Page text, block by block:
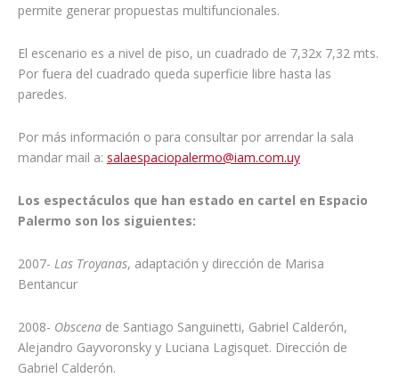
permite generar propuestas multifuncionales.
El escenario es a nivel de piso, un cuadrado de 7,32x 7,32 mts.
Por fuera del cuadrado queda superficie libre hasta las
paredes.
Por más información o para consultar por arrendar la sala
mandar mail a: salaespaciopalermo@iam.com.uy
Los espectáculos que han estado en cartel en Espacio
Palermo son los siguientes:
2007- Las Troyanas, adaptación y dirección de Marisa
Bentancur
2008- Obscena de Santiago Sanguinetti, Gabriel Calderón,
Alejandro Gayvoronsky y Luciana Lagisquet. Dirección de
Gabriel Calderón.